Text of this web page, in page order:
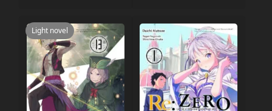
Light novel